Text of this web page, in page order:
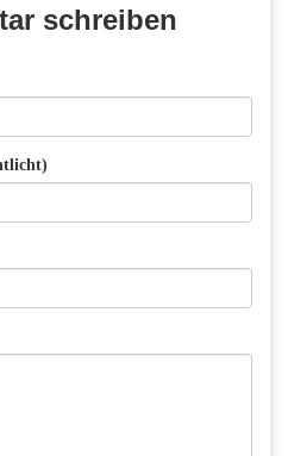
schreiben